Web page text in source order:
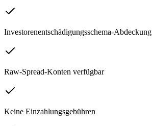
Investorenentschädigungsschema-Abdeckung
Raw-Spread-Konten verfügbar
Keine Einzahlungsgebühren